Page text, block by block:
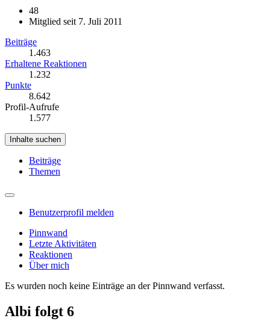
48
Mitglied seit 7. Juli 2011
Beiträge
1.463
Erhaltene Reaktionen
1.232
Punkte
8.642
Profil-Aufrufe
1.577
Inhalte suchen
Beiträge
Themen
Benutzerprofil melden
Pinnwand
Letzte Aktivitäten
Reaktionen
Über mich
Es wurden noch keine Einträge an der Pinnwand verfasst.
Albi folgt 6